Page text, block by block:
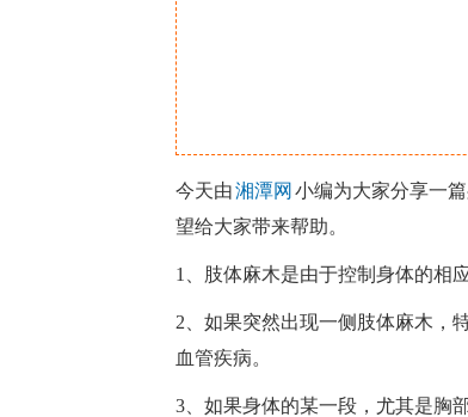
今天由湘潭网 小编为大家分享一
望给大家带来帮助。
1、肢体麻木是由于控制身体的相
2、如果突然出现一侧肢体麻木，
血管疾病。
3、如果身体的某一段，尤其是胸